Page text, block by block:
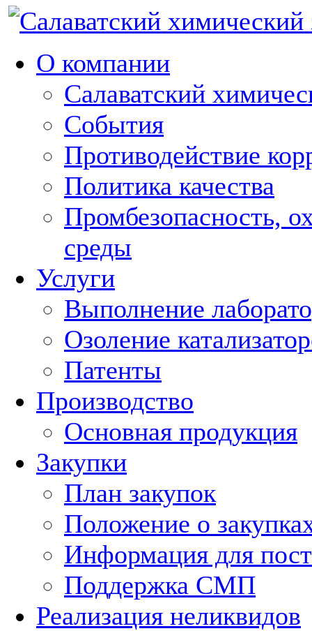
О компании
Салаватский
События
Противодействие
Политика качества
Промбезопасность,
среды
Услуги
Выполнение
Озоление
Патенты
Производство
Основная продукция
Закупки
План закупок
Положение о
Информация для
Поддержка СМП
Реализация неликвидов